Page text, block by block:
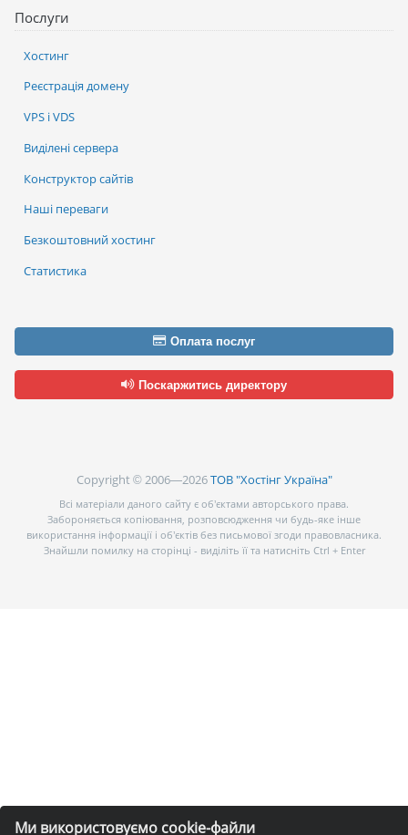
Ми використовуємо cookie-файли
Послуги
Хостинг
Реєстрація домену
VPS і VDS
Виділені сервера
Конструктор сайтів
Наші переваги
Безкоштовний хостинг
Статистика
Оплата послуг
Поскаржитись директору
Copyright © 2006—2026ТОВ "Хостінг Україна"
Всі матеріали даного сайту є об’єктами авторського права.
Забороняється копіювання, розповсюдження чи будь-яке інше
використання інформації і об’єктів без письмової згоди правовласника.
Знайшли помилку на сторінці - виділіть її та натисніть Ctrl + Enter